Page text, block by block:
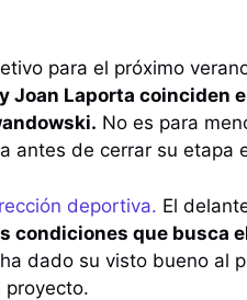
para el próximo
Joan Laporta coinciden
No es para
antes de cerrar su etapa
deportiva. El
condiciones que busca
dado su visto bueno al
proyecto.